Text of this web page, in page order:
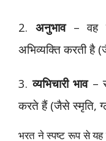
2. अनुभाव– वह
अभिव्यक्ति करती
3.व्यभिचारी भाव–
करते हैं (जैसे स्मृति,
भरत ने स्पष्ट रूप से यह